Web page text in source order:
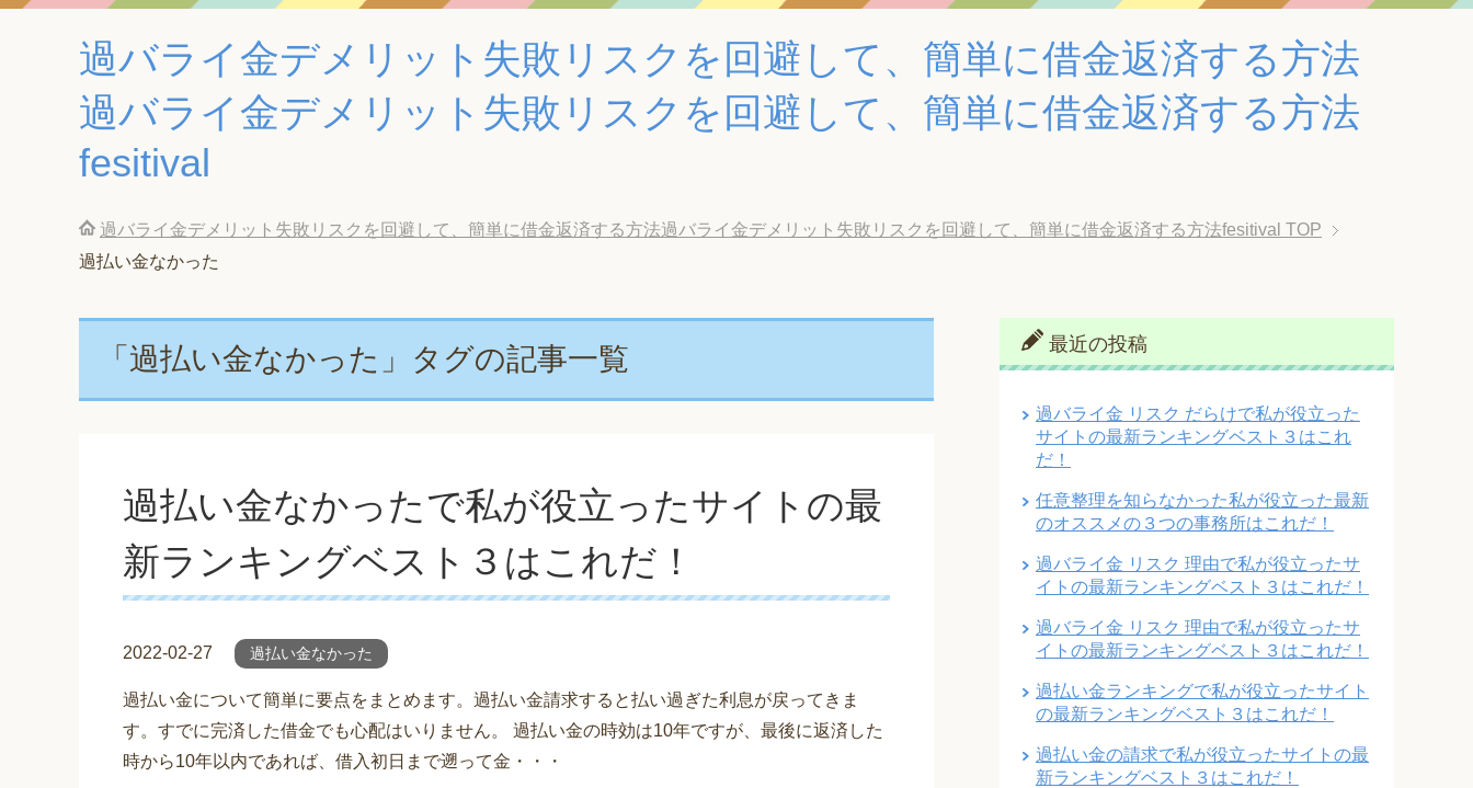
過バライ金デメリット失敗リスクを回避して、簡単に借金返済する方法
過バライ金デメリット失敗リスクを回避して、簡単に借金返済する方法
fesitival
過バライ金デメリット失敗リスクを回避して、簡単に借金返済する方法過バライ金デメリット失敗リスクを回避して、簡単に借金返済する方法fesitival TOP
過払い金なかった
「過払い金なかった」タグの記事一覧
過払い金なかったで私が役立ったサイトの最
新ランキングベスト３はこれだ！
2022-02-27 過払い金なかった
過払い金について簡単に要点をまとめます。過払い金請求すると払い過ぎた利息が戻ってきま
す。すでに完済した借金でも心配はいりません。 過払い金の時効は10年ですが、最後に返済した
時から10年以内であれば、借入初日まで遡って金・・・
最近の投稿
過バライ金 リスク だらけで私が役立った
サイトの最新ランキングベスト３はこれ
だ！
任意整理を知らなかった私が役立った最新
のオススメの３つの事務所はこれだ！
過バライ金 リスク 理由で私が役立ったサ
イトの最新ランキングベスト３はこれだ！
過バライ金 リスク 理由で私が役立ったサ
イトの最新ランキングベスト３はこれだ！
過払い金ランキングで私が役立ったサイト
の最新ランキングベスト３はこれだ！
過払い金の請求で私が役立ったサイトの最
新ランキングベスト３はこれだ！